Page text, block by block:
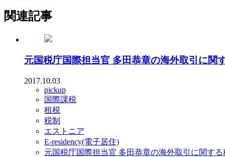
関連記事
元国税庁国際担当官 多田恭章の海外取引に
2017.10.03
pickup
国際課税
租税
税制
エストニア
E-residency(電子居住)
元国税庁国際担当官 多田恭章の海外取引に関す